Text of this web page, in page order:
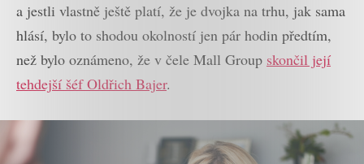
a jestli vlastně ještě platí, že je dvojka na trhu, jak sama
hlásí, bylo to shodou okolností jen pár hodin předtím,
než bylo oznámeno, že v čele Mall Group skončil její
tehdejší šéf Oldřich Bajer.